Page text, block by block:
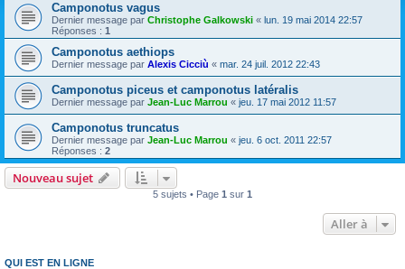
Camponotus vagus
Dernier message par Christophe Galkowski « lun. 19 mai 2014 22:57
Réponses : 1
Camponotus aethiops
Dernier message par Alexis Cicciù « mar. 24 juil. 2012 22:43
Camponotus piceus et camponotus latéralis
Dernier message par Jean-Luc Marrou « jeu. 17 mai 2012 11:57
Camponotus truncatus
Dernier message par Jean-Luc Marrou « jeu. 6 oct. 2011 22:57
Réponses : 2
Nouveau sujet
5 sujets • Page 1 sur 1
Aller à
QUI EST EN LIGNE